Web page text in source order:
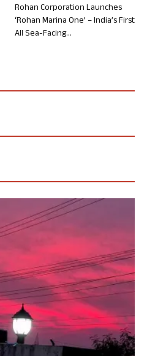
Rohan Corporation Launches
‘Rohan Marina One’ – India’s First
All Sea-Facing...